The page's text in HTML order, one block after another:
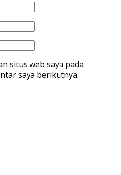
situs web saya pada
saya berikutnya.